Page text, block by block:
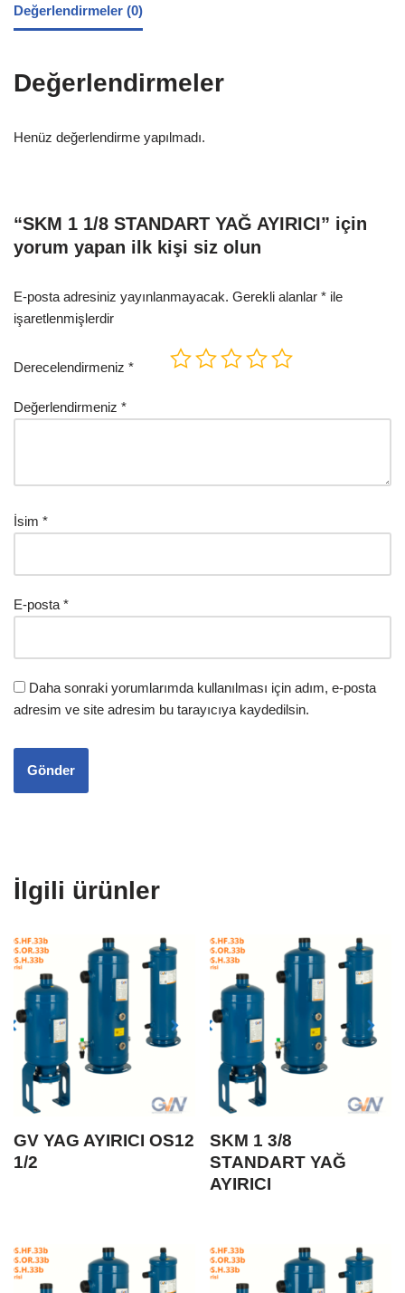
Değerlendirmeler (0)
Değerlendirmeler
Henüz değerlendirme yapılmadı.
“SKM 1 1/8 STANDART YAĞ AYIRICI” için
yorum yapan ilk kişi siz olun
E-posta adresiniz yayınlanmayacak. Gerekli alanlar * ile
işaretlenmişlerdir
Derecelendirmeniz *
Değerlendirmeniz *
İsim *
E-posta *
Daha sonraki yorumlarımda kullanılması için adım, e-posta
adresim ve site adresim bu tarayıcıya kaydedilsin.
İlgili ürünler
GV YAG AYIRICI OS12
1/2
SKM 1 3/8
STANDART YAĞ
AYIRICI